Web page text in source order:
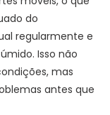
do
regularmente e
Isso não
mas
antes que